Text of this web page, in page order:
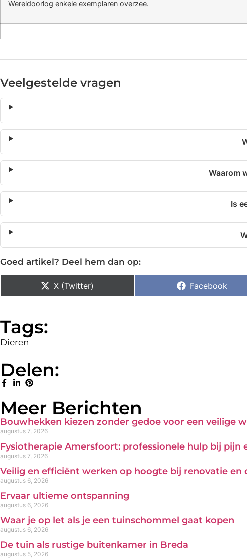
Wereldoorlog enkele exemplaren overzee.
Veelgestelde vragen
Waarom
Is
Goed artikel? Deel hem dan op:
X (Twitter) Facebook
Tags:
Dieren
Delen:
Meer Berichten
Bouwhekken kiezen zonder gedoe voor een veilige
augustus 7, 2026
Fysiotherapie Amersfoort: professionele hulp bij pijn
augustus 7, 2026
Veilig en efficiënt werken op hoogte bij renovatie en
augustus 6, 2026
Ervaar ultieme ontspanning
augustus 6, 2026
Waar je op let als je een tuinschommel gaat kopen
augustus 6, 2026
De tuin als rustige buitenkamer in Breda
augustus 5, 2026